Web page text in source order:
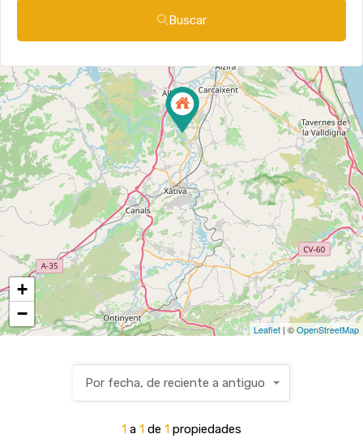
Buscar
+
−
Leaflet | ©OpenStreetMap
1 a 1 de 1 propiedades
Por fecha, de reciente a antiguo